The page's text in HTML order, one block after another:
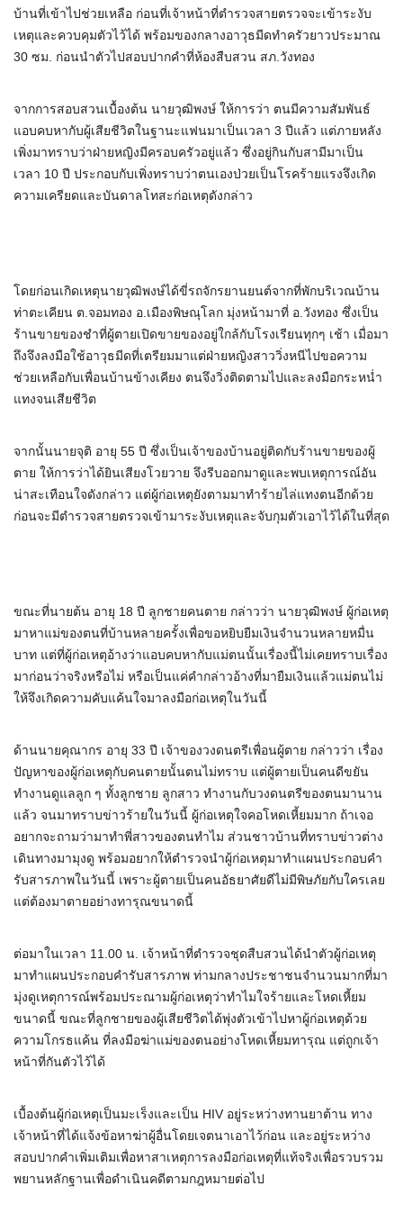
บ้านที่เข้าไปช่วยเหลือ ก่อนที่เจ้าหน้าที่ตำรวจสายตรวจจะเข้าระงับ
เหตุและควบคุมตัวไว้ได้ พร้อมของกลางอาวุธมีดทำครัวยาวประมาณ
30 ซม. ก่อนนำตัวไปสอบปากคำที่ห้องสืบสวน สภ.วังทอง
จากการสอบสวนเบื้องต้น นายวุฒิพงษ์ ให้การว่า ตนมีความสัมพันธ์
แอบคบหากับผู้เสียชีวิตในฐานะแฟนมาเป็นเวลา 3 ปีแล้ว แต่ภายหลัง
เพิ่งมาทราบว่าฝ่ายหญิงมีครอบครัวอยู่แล้ว ซึ่งอยู่กินกับสามีมาเป็น
เวลา 10 ปี ประกอบกับเพิ่งทราบว่าตนเองป่วยเป็นโรคร้ายแรงจึงเกิด
ความเครียดและบันดาลโทสะก่อเหตุดังกล่าว
โดยก่อนเกิดเหตุนายวุฒิพงษ์ได้ขี่รถจักรยานยนต์จากที่พักบริเวณบ้าน
ท่าตะเคียน ต.จอมทอง อ.เมืองพิษณุโลก มุ่งหน้ามาที่ อ.วังทอง ซึ่งเป็น
ร้านขายของชำที่ผู้ตายเปิดขายของอยู่ใกล้กับโรงเรียนทุกๆ เช้า เมื่อมา
ถึงจึงลงมือใช้อาวุธมีดที่เตรียมมาแต่ฝ่ายหญิงสาววิ่งหนีไปขอความ
ช่วยเหลือกับเพื่อนบ้านข้างเคียง ตนจึงวิ่งติดตามไปและลงมือกระหน่ำ
แทงจนเสียชีวิต
จากนั้นนายจุติ อายุ 55 ปี ซึ่งเป็นเจ้าของบ้านอยู่ติดกับร้านขายของผู้
ตาย ให้การว่าได้ยินเสียงโวยวาย จึงรีบออกมาดูและพบเหตุการณ์อัน
น่าสะเทือนใจดังกล่าว แต่ผู้ก่อเหตุยังตามมาทำร้ายไล่แทงตนอีกด้วย
ก่อนจะมีตำรวจสายตรวจเข้ามาระงับเหตุและจับกุมตัวเอาไว้ได้ในที่สุด
ขณะที่นายต้น อายุ 18 ปี ลูกชายคนตาย กล่าวว่า นายวุฒิพงษ์ ผู้ก่อเหตุ
มาหาแม่ของตนที่บ้านหลายครั้งเพื่อขอหยิบยืมเงินจำนวนหลายหมื่น
บาท แต่ที่ผู้ก่อเหตุอ้างว่าแอบคบหากับแม่ตนนั้นเรื่องนี้ไม่เคยทราบเรื่อง
มาก่อนว่าจริงหรือไม่ หรือเป็นแค่คำกล่าวอ้างที่มายืมเงินแล้วแม่ตนไม่
ให้จึงเกิดความคับแค้นใจมาลงมือก่อเหตุในวันนี้
ด้านนายคุณากร อายุ 33 ปี เจ้าของวงดนตรีเพื่อนผู้ตาย กล่าวว่า เรื่อง
ปัญหาของผู้ก่อเหตุกับคนตายนั้นตนไม่ทราบ แต่ผู้ตายเป็นคนดีขยัน
ทำงานดูแลลูก ๆ ทั้งลูกชาย ลูกสาว ทำงานกับวงดนตรีของตนมานาน
แล้ว จนมาทราบข่าวร้ายในวันนี้ ผู้ก่อเหตุใจคอโหดเหี้ยมมาก ถ้าเจอ
อยากจะถามว่ามาทำพี่สาวของตนทำไม ส่วนชาวบ้านที่ทราบข่าวต่าง
เดินทางมามุงดู พร้อมอยากให้ตำรวจนำผู้ก่อเหตุมาทำแผนประกอบคำ
รับสารภาพในวันนี้ เพราะผู้ตายเป็นคนอัธยาศัยดีไม่มีพิษภัยกับใครเลย
แต่ต้องมาตายอย่างทารุณขนาดนี้
ต่อมาในเวลา 11.00 น. เจ้าหน้าที่ตำรวจชุดสืบสวนได้นำตัวผู้ก่อเหตุ
มาทำแผนประกอบคำรับสารภาพ ท่ามกลางประชาชนจำนวนมากที่มา
มุ่งดูเหตุการณ์พร้อมประณามผู้ก่อเหตุว่าทำไมใจร้ายและโหดเหี้ยม
ขนาดนี้ ขณะที่ลูกชายของผู้เสียชีวิตได้พุ่งตัวเข้าไปหาผู้ก่อเหตุด้วย
ความโกรธแค้น ที่ลงมือฆ่าแม่ของตนอย่างโหดเหี้ยมทารุณ แต่ถูกเจ้า
หน้าที่กันตัวไว้ได้
เบื้องต้นผู้ก่อเหตุเป็นมะเร็งและเป็น HIV อยู่ระหว่างทานยาต้าน ทาง
เจ้าหน้าที่ได้แจ้งข้อหาฆ่าผู้อื่นโดยเจตนาเอาไว้ก่อน และอยู่ระหว่าง
สอบปากคำเพิ่มเติมเพื่อหาสาเหตุการลงมือก่อเหตุที่แท้จริงเพื่อรวบรวม
พยานหลักฐานเพื่อดำเนินคดีตามกฎหมายต่อไป